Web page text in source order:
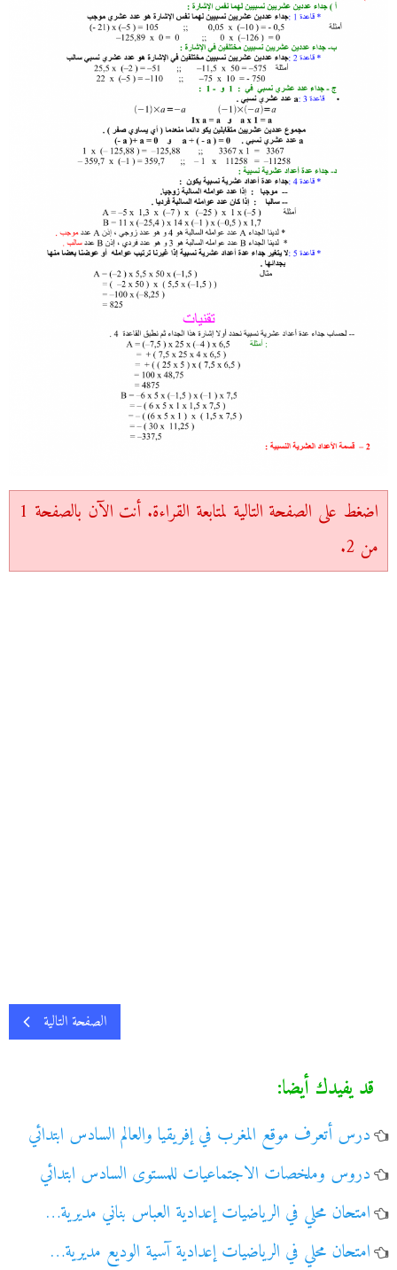
اضغط على الصفحة التالية لمتابعة القراءة. أنت الآن بالصفحة 1
من 2.
الصفحة التالية
قد يفيدك أيضا:
درس أتعرف موقع المغرب في إفريقيا والعالم السادس ابتدائي
دروس وملخصات الاجتماعيات للمستوى السادس ابتدائي
امتحان محلي في الرياضيات إعدادية العباس بناني مديرية…
امتحان محلي في الرياضيات إعدادية آسية الوديع مديرية…